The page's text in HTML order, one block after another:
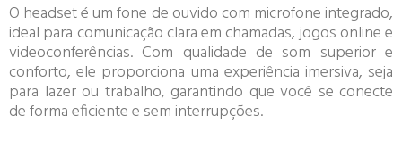
O headset é um fone de ouvido com microfone integrado,
ideal para comunicação clara em chamadas, jogos online e
videoconferências. Com qualidade de som superior e
conforto, ele proporciona uma experiência imersiva, seja
para lazer ou trabalho, garantindo que você se conecte
de forma eficiente e sem interrupções.